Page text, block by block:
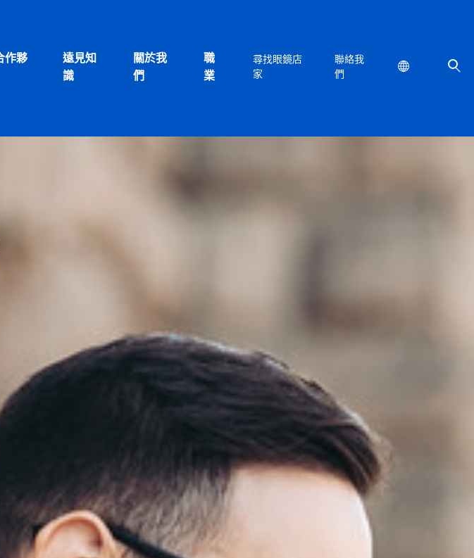
作夥
遠見知
識
關於我
們
職
業
尋找眼鏡店
家
聯絡我
們
Location